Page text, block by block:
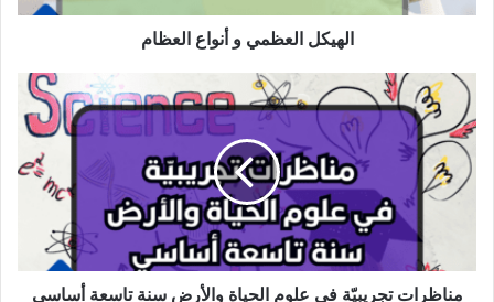
الهيكل العظمي و أنواع العظام
مناظرات
تجريبيّة
في
علوم
الحياة
والأرض
أساسي
مناظرات تجريبيّة في علوم الحياة والأرض سنة تاسعة أساسي